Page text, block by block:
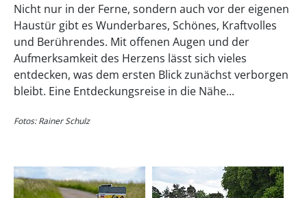
Nicht nur in der Ferne, sondern auch vor der eigenen
Haustür gibt es Wunderbares, Schönes, Kraftvolles
und Berührendes. Mit offenen Augen und der
Aufmerksamkeit des Herzens lässt sich vieles
entdecken, was dem ersten Blick zunächst verborgen
bleibt. Eine Entdeckungsreise in die Nähe...
Fotos: Rainer Schulz